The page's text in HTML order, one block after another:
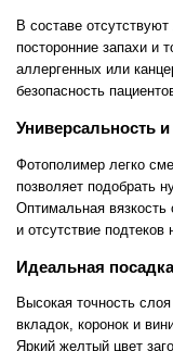
В составе
посторонние запахи и
аллергенных или
безопасность
Универсальность
Фотополимер легко
позволяет подобрать
Оптимальная вязкость
и отсутствие
Идеальная
Высокая точность
вкладок, коронок и
Яркий желтый цвет